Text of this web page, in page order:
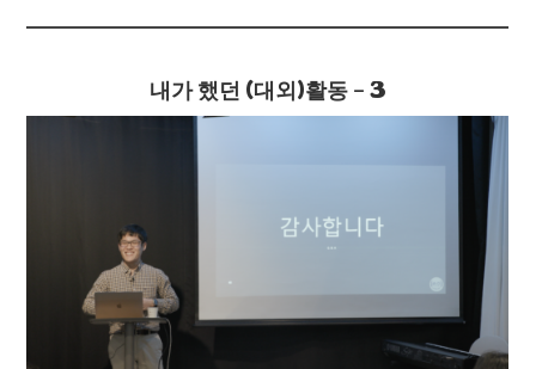
내가 했던 (대외)활동 – 3